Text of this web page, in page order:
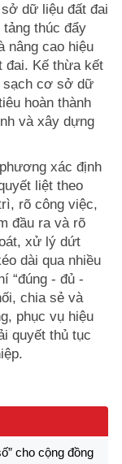
dữ liệu đất đai
thúc đẩy
nâng cao hiệu
đai. Kế thừa kết
sạch cơ sở dữ
hoàn thành
và xây dựng
xác định
liệt theo
rõ công việc,
đầu ra và rõ
xử lý dứt
dài qua nhiều
“đúng - đủ -
chia sẻ và
phục vụ hiệu
quyết thủ tục
cho cộng đồng